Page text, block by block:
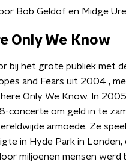
Bob Geldof en Midge
Only We Know
bij het grote publiek met
and Fears uit 2004 ,
Only We Know. In
concerte om geld in te
armoede. Ze
in Hyde Park in Londen,
miljoenen mensen werd